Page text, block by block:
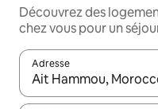
Découvrez des
chez vous pour un
Adresse
Lorsque les résultats